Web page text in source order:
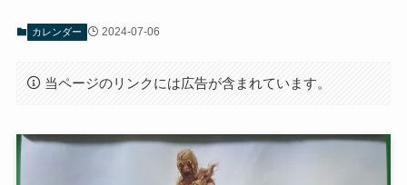
カレンダー 2024-07-06
当ページのリンクには広告が含まれています。